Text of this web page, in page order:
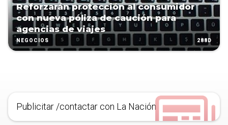
Reforzarán protección al consumidor
con nueva póliza de caución para
agencias de viajes
NEGOCIOS 288D
Publicitar /contactar con La Nación